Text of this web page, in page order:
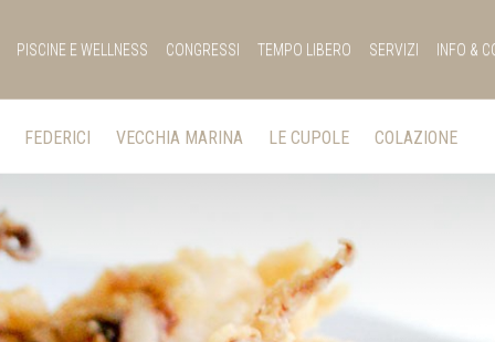
PISCINE E WELLNESS CONGRESSI TEMPO LIBERO SERVIZI INFO &
FEDERICI VECCHIA MARINA LE CUPOLE COLAZIONE